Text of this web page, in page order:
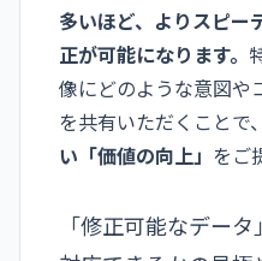
多いほど、よりスピー
正が可能になります。
像にどのような意図や
を共有いただくことで、
い「価値の向上」 をご
「修正可能なデー